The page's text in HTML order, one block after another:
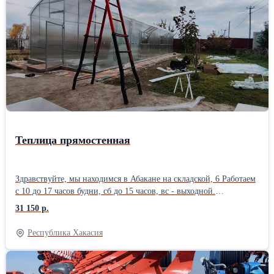
длине кратно - двум метрам с помощью вставок. 🚩Цена вставки
для увеличения длины на 2м - 2 950 руб. 🚩Каркас 3*4м выходит
- 11 000 руб. 🚩Каркас 3*6м выходит - 13 950 руб. 🚩Каркас 3*8м
выходит - 16 900 руб. 🚩Каркас 3*10м выходит - 29 850 руб.
Данный каркас теплицы по качеству - полностью соответствует
своей цене❗ Длина теплицы может быть любой кратной двум
метрам от 4х метров❗ Посмотреть - увидеть, потрогать данный
каркас для теплицы можно на Складской, 6 в Абакане. 🚩
Каркасы для теплиц в наличии на Складскoй, 6 🚩Мы работаем с
10 до 17 часов будни., с 10 до 15 часов суббота. 🚩Цена
Теплица прямостенная
Здравствуйте, мы находимся в Абакане на складской, 6 Работаем
с 10 до 17 часов будни, сб до 15 часов, вс - выходной.
Добавляйте объявление в избранное что бы не потерять. Если
объявление не активно - это не означает что товара нет в
наличии. 🚩Каркас теплицы с прямыми стенками. 🚩
Производитель Красноярск, высокое качество сварных швов и
исполнения. 🚩Ширина 3м. Длина 4м и более. 🚩Ширина 4м.
Длина 4м и более. 🚩Длина теплицы увеличивается с помощью
31 150 р.
Республика Хакасия